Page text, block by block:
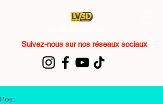
Suivez-nous sur nos réseaux sociaux
Post